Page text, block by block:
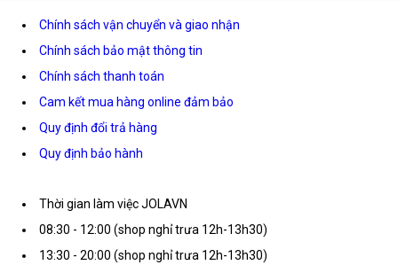
Chính sách vận chuyển và giao nhận
Chính sách bảo mật thông tin
Chính sách thanh toán
Cam kết mua hàng online đảm bảo
Quy định đổi trả hàng
Quy định bảo hành
Thời gian làm việc JOLAVN
08:30 - 12:00 (shop nghỉ trưa 12h-13h30)
13:30 - 20:00 (shop nghỉ trưa 12h-13h30)